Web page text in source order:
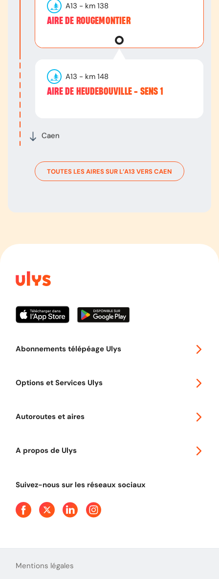
Caen
A13 - km 138
AIRE DE ROUGEMONTIER
A13 - km 148
AIRE DE HEUDEBOUVILLE - SENS 1
TOUTES LES AIRES SUR L’A13 VERSCAEN
Abonnements télépéage Ulys
Options et Services Ulys
Autoroutes et aires
A propos de Ulys
Presse
Suivez-nous sur les réseaux sociaux
Mentions légales